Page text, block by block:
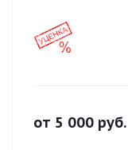
от 5 000 руб.